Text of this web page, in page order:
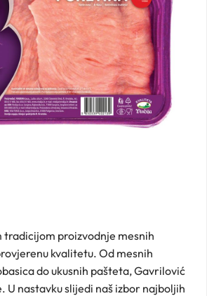
tradicijom proizvodnje mesnih
kvalitetu. Od mesnih
do ukusnih pašteta, Gavrilović
U nastavku slijedi naš izbor najboljih